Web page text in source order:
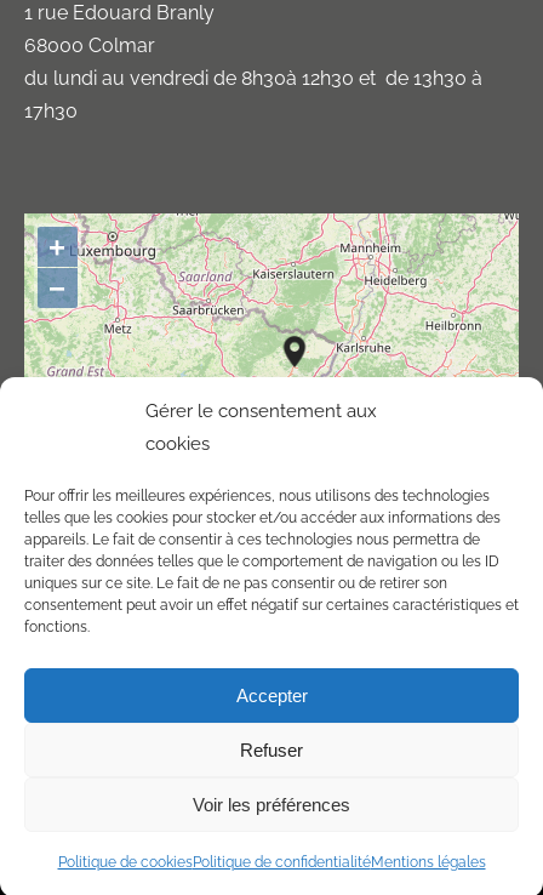
Gérer le consentement aux
cookies
Pour offrir les meilleures expériences, nous utilisons des technologies
telles que les cookies pour stocker et/ou accéder aux informations des
appareils. Le fait de consentir à ces technologies nous permettra de
traiter des données telles que le comportement de navigation ou les ID
uniques sur ce site. Le fait de ne pas consentir ou de retirer son
consentement peut avoir un effet négatif sur certaines caractéristiques et
fonctions.
Accepter
Refuser
Voir les préférences
Politique de cookiesPolitique de confidentialitéMentions légales
1 rue Edouard Branly
68000 Colmar
du lundi au vendredi de 8h30à 12h30 et de 13h30 à
17h30
+
−
OpenStreetMap contributors.
confidentialité| Réalisé parEncoreunebellejournée